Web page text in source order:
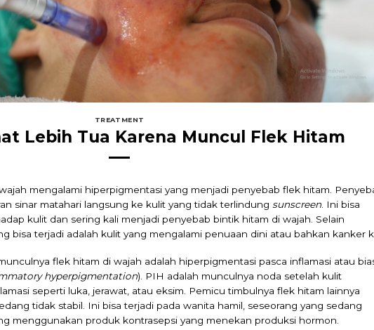
TREATMENT
Lebih Tua Karena Muncul Flek Hitam
mengalami hiperpigmentasi yang menjadi penyebab flek hitam.
sinar matahari langsung ke kulit yang tidak terlindung sunscreen. Ini bisa
kulit dan sering kali menjadi penyebab bintik hitam di wajah. Selain
bisa terjadi adalah kulit yang mengalami penuaan dini atau bahkan kanker
flek hitam di wajah adalah hiperpigmentasi pasca inflamasi atau
hyperpigmentation). PIH adalah munculnya noda setelah kulit
seperti luka, jerawat, atau eksim. Pemicu timbulnya flek hitam lainnya
tidak stabil. Ini bisa terjadi pada wanita hamil, seseorang yang sedang
menggunakan produk kontrasepsi yang menekan produksi hormon.